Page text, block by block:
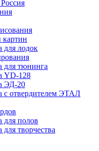
картин
для лодок
для тюнинга
YD-128
ЭД-20
с отвердителем ЭТАЛ
для полов
творчества